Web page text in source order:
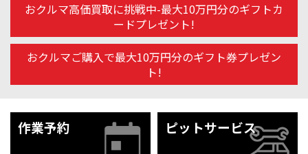
おクルマ高価買取に挑戦中-最大10万円分のギフトカ
ードプレゼント!
おクルマご購入で最大10万円分のギフト券プレゼン
ト!
作業予約 ピットサービス